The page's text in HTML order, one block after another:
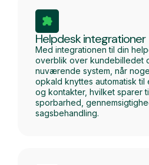
Helpdesk integrationer
Med integrationen til din
overblik over kundebilledet
nuværende system, når
opkald knyttes automatisk
og kontakter, hvilket sparer
sporbarhed,
sagsbehandling.